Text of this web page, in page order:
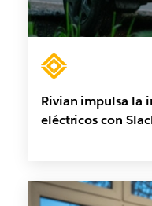
Rivian impulsa la
eléctricos con